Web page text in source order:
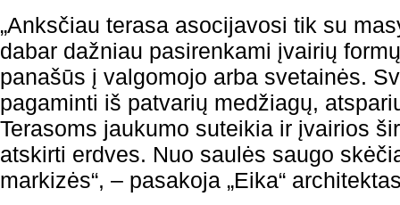
„Anksčiau terasa asocijavosi tik su
dabar dažniau pasirenkami įvairių
panašūs į valgomojo arba svetainės.
pagaminti iš patvarių medžiagų,
Terasoms jaukumo suteikia ir įvairios
atskirti erdves. Nuo saulės saugo
markizės“, – pasakoja „Eika“